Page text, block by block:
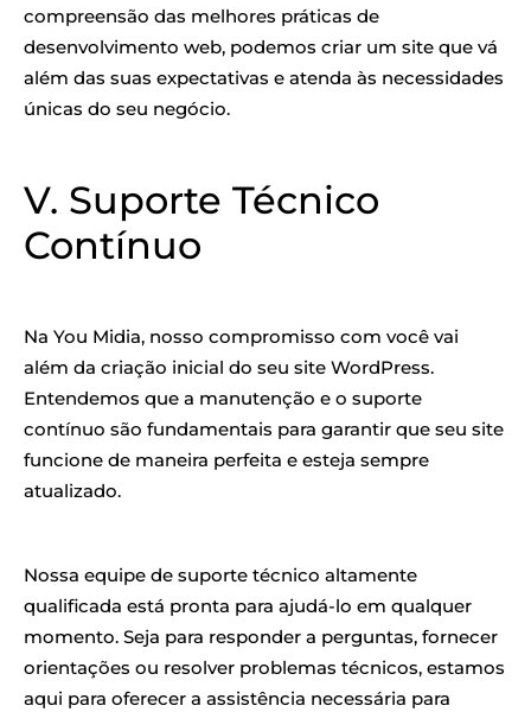
compreensão das melhores práticas de
desenvolvimento web, podemos criar um site que vá
além das suas expectativas e atenda às necessidades
únicas do seu negócio.
V. Suporte Técnico
Contínuo
Na You Midia, nosso compromisso com você vai
além da criação inicial do seu site WordPress.
Entendemos que a manutenção e o suporte
contínuo são fundamentais para garantir que seu site
funcione de maneira perfeita e esteja sempre
atualizado.
Nossa equipe de suporte técnico altamente
qualificada está pronta para ajudá-lo em qualquer
momento. Seja para responder a perguntas, fornecer
orientações ou resolver problemas técnicos, estamos
aqui para oferecer a assistência necessária para